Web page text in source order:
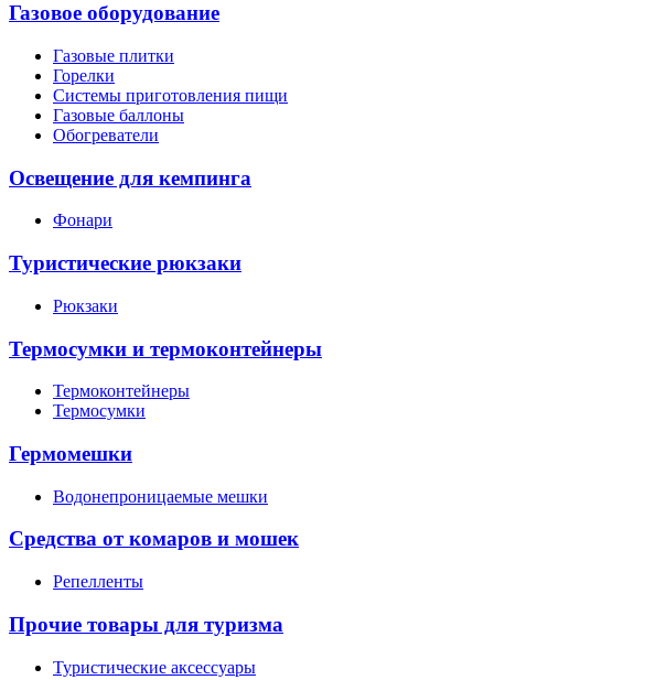
Газовое оборудование
Газовые плитки
Горелки
Системы приготовления пищи
Газовые баллоны
Обогреватели
Освещение для кемпинга
Фонари
Туристические рюкзаки
Рюкзаки
Термосумки и термоконтейнеры
Термоконтейнеры
Термосумки
Гермомешки
Водонепроницаемые мешки
Средства от комаров и мошек
Репелленты
Прочие товары для туризма
Туристические аксессуары